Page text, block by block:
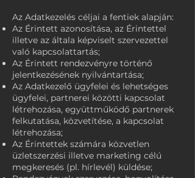
Az Adatkezelés céljai a fentiek alapján:
Az Érintett azonosítása, az Érintettel
illetve az általa képviselt szervezettel
való kapcsolattartás;
Az Érintett rendezvényre történő
jelentkezésének nyilvántartása;
Az Adatkezelő ügyfelei és lehetséges
ügyfelei, partnerei közötti kapcsolat
létrehozása, együttműködő partnerek
felkutatása, közvetítése, a kapcsolat
létrehozása;
Az Érintettek számára közvetlen
üzletszerzési illetve marketing célú
megkeresés (pl. hírlevél) küldése;